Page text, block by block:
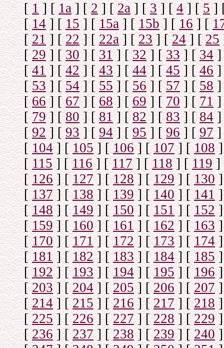
[1] [1а] [2] [2а] [3] [4] [5]
[14] [15] [15a] [15b] [16] [
[21] [22] [22a] [23] [24] [25
[29] [30 ] [31] [32] [33] [34]
[41] [42] [43] [44] [45] [46]
[53] [54] [55] [56] [57] [58]
[66] [67] [68] [69] [70] [71]
[79] [80] [81] [82] [83] [84]
[92] [93] [94] [95] [96] [97]
[104] [105] [ 106] [107] [108]
[115] [116] [117] [118] [119]
[126] [127] [128] [129] [130]
[137] [138] [139] [140] [141]
[148] [149] [150] [151] [152]
[159] [160] [161] [162] [163]
[170] [171] [172] [173] [174]
[181] [182] [183] [184] [185]
[192] [193] [194] [195] [196]
[203] [204] [205] [206] [207]
[214] [215] [216] [217] [218]
[225] [226] [227] [228] [229]
[236] [237] [238] [239] [240]